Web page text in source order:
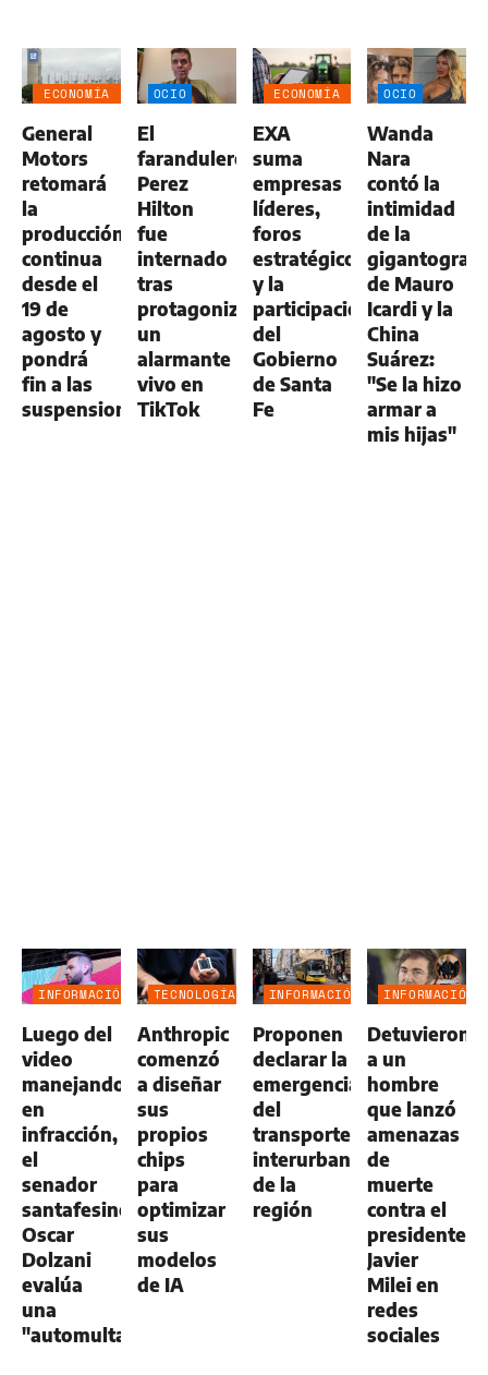
ECONOMÍA
AGRO
General
Motors
retomará
la
producción
continua
desde el
19 de
agosto y
pondrá
fin a las
suspensiones
OCIO
El
farandulero
Perez
Hilton
fue
internado
tras
protagonizar
un
alarmante
vivo en
TikTok
ECONOMÍA
EXA
suma
empresas
líderes,
foros
estratégicos
y la
participación
del
Gobierno
de Santa
Fe
OCIO
Wanda
Nara
contó la
intimidad
de la
de Mauro
Icardi y la
China
Suárez:
"Se la hizo
armar a
mis hijas"
INFORMACIÓN
Luego del
video
manejando
en
infracción,
el
senador
santafesino
Oscar
Dolzani
evalúa
una
"automulta"
TECNOLOGÍA
Anthropic
comenzó
a diseñar
sus
propios
chips
para
optimizar
sus
modelos
de IA
INFORMACIÓN
Proponen
declarar la
emergencia
del
transporte
interurbano
de la
región
INFORMACIÓN
Detuvieron
a un
hombre
que lanzó
amenazas
de
muerte
contra el
presidente
Javier
Milei en
redes
sociales